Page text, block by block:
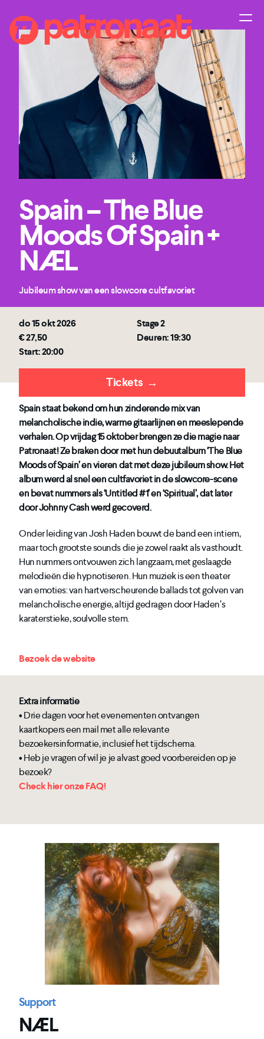
Spain – The Blue
Moods Of Spain +
NÆL
Jubileum show van een slowcore cultfavoriet
do 15 okt 2026
Stage 2
€ 27,50
Deuren: 19:30
Start: 20:00
Tickets →
Spain staat bekend om hun zinderende mix van
melancholische indie, warme gitaarlijnen en meeslepende
verhalen. Op vrijdag 15 oktober brengen ze die magie naar
Patronaat! Ze braken door met hun debuutalbum ‘The Blue
Moods of Spain’ en vieren dat met deze jubileum show. Het
album werd al snel een cultfavoriet in de slowcore-scene
en bevat nummers als ‘Untitled #1’ en ‘Spiritual’, dat later
door Johnny Cash werd gecoverd.
Onder leiding van Josh Haden bouwt de band een intiem,
maar toch grootste sounds die je zowel raakt als vasthoudt.
Hun nummers ontvouwen zich langzaam, met geslaagde
melodieën die hypnotiseren. Hun muziek is een theater
van emoties: van hartverscheurende ballads tot golven van
melancholische energie, altijd gedragen door Haden’s
karaterstieke, soulvolle stem.
Bezoek de website
Extra informatie
• Drie dagen voor het evenementen ontvangen
kaartkopers een mail met alle relevante
bezoekersinformatie, inclusief het tijdschema.
• Heb je vragen of wil je je alvast goed voorbereiden op je
bezoek?
Check hier onze FAQ!
Support
NÆL